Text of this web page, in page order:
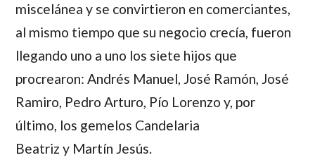
miscelánea y se convirtieron en comerciantes,
al mismo tiempo que su negocio crecía, fueron
llegando uno a uno los siete hijos que
procrearon:Andrés Manuel, José Ramón, José
Ramiro, Pedro Arturo, Pío Lorenzo y, por
último, los gemelos Candelaria
Beatriz y Martín Jesús.